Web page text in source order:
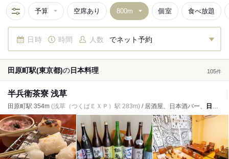
予算 空席あり 個室 食べ放題
日時 時間 人数 でネット予約
田原町駅(東京都)の日本料理 105件
半兵衛茶寮 浅草
田原町駅 354m (浅草（つくばＥＸＰ）駅 283m) / 居酒屋、日本酒バー、 日本料理